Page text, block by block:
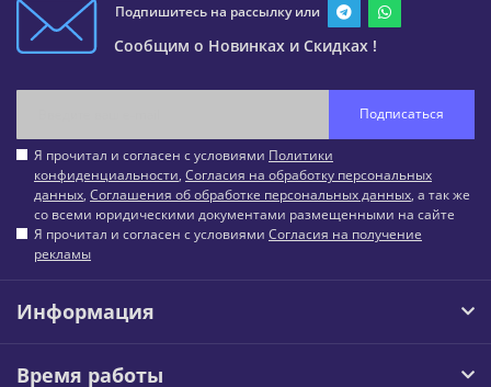
Подпишитесь на рассылку или
Сообщим о Новинках и Скидках !
Подписаться
Я прочитал и согласен с условиями Политики
конфиденциальности, Согласия на обработку персональных
данных, Соглашения об обработке персональных данных, а так же
со всеми юридическими документами размещенными на сайте
Я прочитал и согласен с условиями Согласия на получение
рекламы
Информация
Время работы